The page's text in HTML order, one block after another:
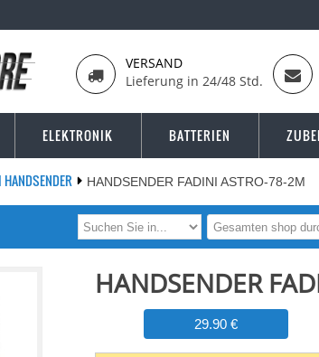
VERSAND
Lieferung in 24/48 Std.
ELEKTRONIK BATTERIEN
HANDSENDER FADINI ASTRO-78-2M
HANDSENDER
29.90 €